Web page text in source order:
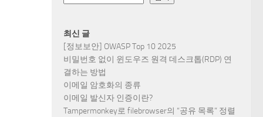
최신 글
[정보보안] OWASP Top 10 2025
비밀번호 없이 윈도우즈 원격 데스크톱(RDP) 연
결하는 방법
이메일 암호화의 종류
이메일 발신자 인증이란?
Tampermonkey로 filebrowser의 “공유 목록” 정렬